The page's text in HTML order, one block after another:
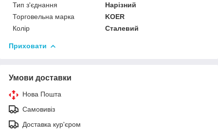
Тип з'єднання
Нарізний
Торговельна марка
KOER
Колір
Сталевий
Приховати
Умови доставки
Нова Пошта
Самовивіз
Доставка кур'єром